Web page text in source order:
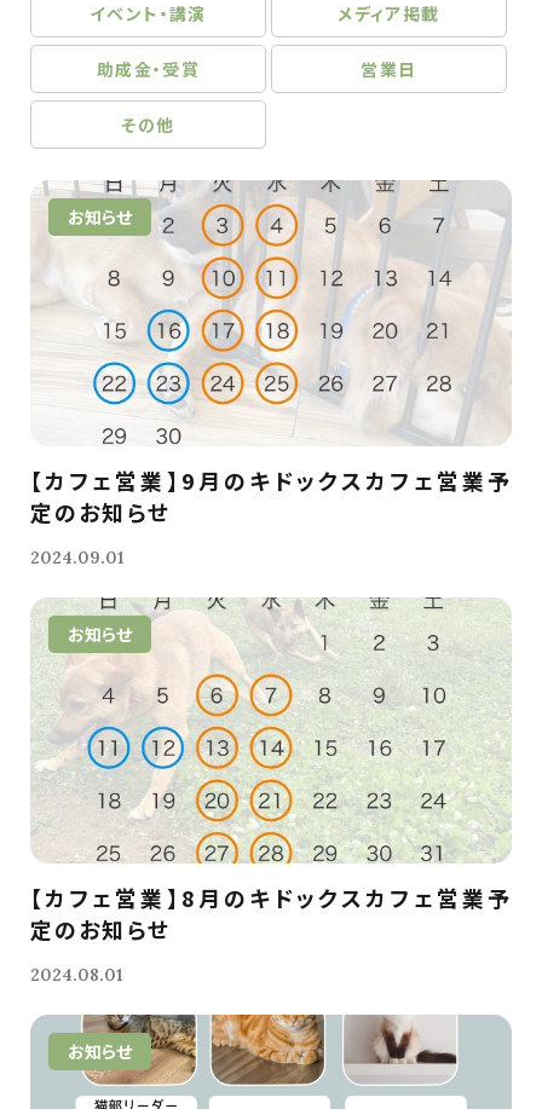
イベント・講演 メディア掲載
助成金・受賞 営業日
その他
お知らせ
【カフェ営業】9月のキドックスカフェ営業予
定のお知らせ
2024.09.01
お知らせ
【カフェ営業】8月のキドックスカフェ営業予
定のお知らせ
2024.08.01
お知らせ